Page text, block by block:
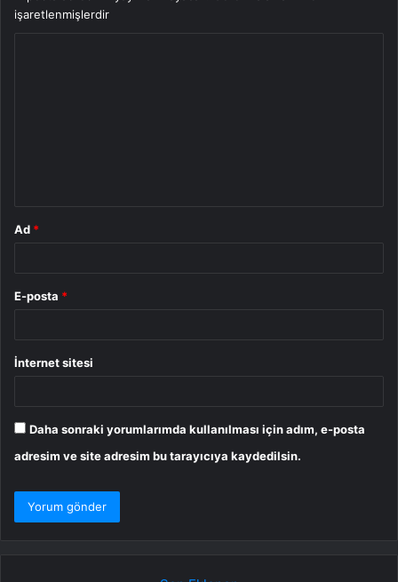
işaretlenmişlerdir
Ad *
E-posta *
İnternet sitesi
Daha sonraki yorumlarımda kullanılması için adım, e-posta
adresim ve site adresim bu tarayıcıya kaydedilsin.